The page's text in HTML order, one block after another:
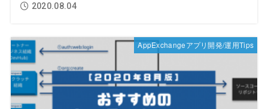
2020.08.04
AppExchangeアプリ開発/運用Tips